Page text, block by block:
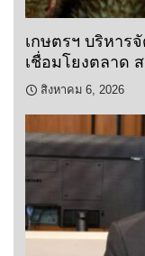
เกษตรฯ บริหาร
เชื่อมโยงตลาด
สิงหาคม 6, 2026